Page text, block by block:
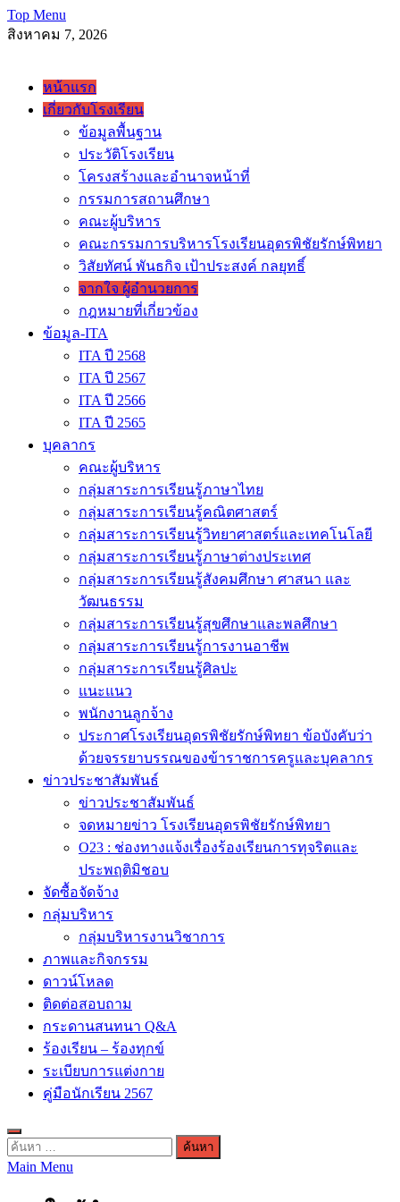
Skip
to
Top Menu
สิงหาคม 7, 2026
โรงเรียนอุดพิชัยรักษ์พิทยา Udonpichairakpittaya School
หน้าแรก
เกี่ยวกับโรงเรียน
ข้อมูลพื้นฐาน
ประวัติโรงเรียน
โครงสร้างและอำนาจหน้าที่
กรรมการสถานศึกษา
คณะผู้บริหาร
คณะกรรมการบริหารโรงเรียนอุดรพิชัยรักษ์พิทยา
วิสัยทัศน์ พันธกิจ เป้าประสงค์ กลยุทธิ์
จากใจ ผู้อำนวยการ
กฎหมายที่เกี่ยวข้อง
ข้อมูล-ITA
ITA ปี 2568
ITA ปี 2567
ITA ปี 2566
ITA ปี 2565
บุคลากร
คณะผู้บริหาร
กลุ่มสาระการเรียนรู้ภาษาไทย
กลุ่มสาระการเรียนรู้คณิตศาสตร์
กลุ่มสาระการเรียนรู้วิทยาศาสตร์และเทคโนโลยี
กลุ่มสาระการเรียนรู้ภาษาต่างประเทศ
กลุ่มสาระการเรียนรู้สังคมศึกษา ศาสนา และ
วัฒนธรรม
กลุ่มสาระการเรียนรู้สุขศึกษาและพลศึกษา
กลุ่มสาระการเรียนรู้การงานอาชีพ
กลุ่มสาระการเรียนรู้ศิลปะ
แนะแนว
พนักงานลูกจ้าง
ประกาศโรงเรียนอุดรพิชัยรักษ์พิทยา ข้อบังคับว่า
ด้วยจรรยาบรรณของข้าราชการครูและบุคลากร
ข่าวประชาสัมพันธ์
ข่าวประชาสัมพันธ์
จดหมายข่าว โรงเรียนอุดรพิชัยรักษ์พิทยา
O23 : ช่องทางแจ้งเรื่องร้องเรียนการทุจริตและ
ประพฤติมิชอบ
จัดซื้อจัดจ้าง
กลุ่มบริหาร
กลุ่มบริหารงานวิชาการ
ภาพและกิจกรรม
ดาวน์โหลด
ติดต่อสอบถาม
กระดานสนทนา Q&A
ร้องเรียน – ร้องทุกข์
ระเบียบการแต่งกาย
คู่มือนักเรียน 2567
ค้นหา
สำหรับ:
Main Menu